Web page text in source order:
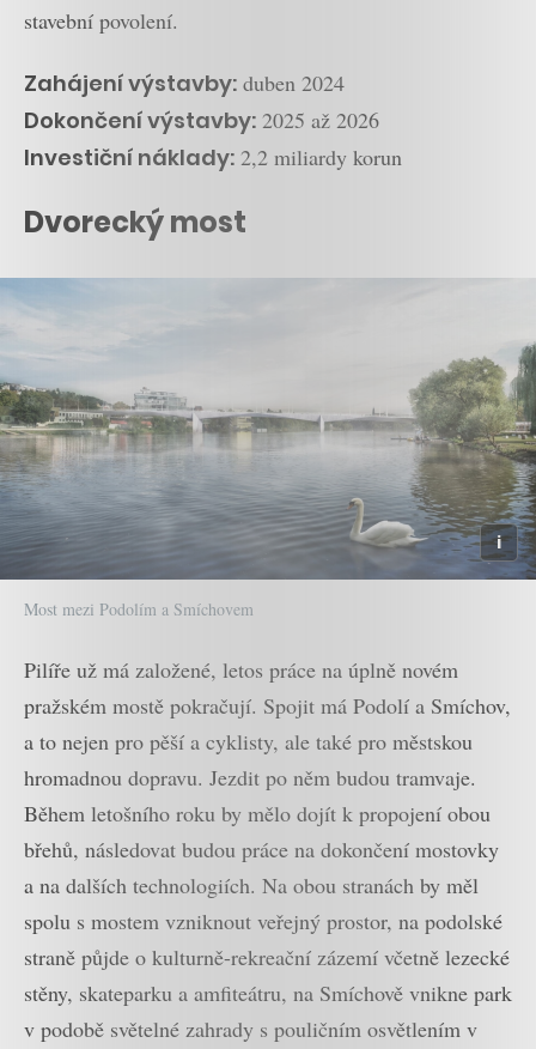
stavební povolení.
Zahájení výstavby: duben 2024
Dokončení výstavby: 2025 až 2026
Investiční náklady: 2,2 miliardy korun
Dvorecký most
Most mezi Podolím a Smíchovem
Pilíře už má založené, letos práce na úplně novém
pražském mostě pokračují. Spojit má Podolí a Smíchov,
a to nejen pro pěší a cyklisty, ale také pro městskou
hromadnou dopravu. Jezdit po něm budou tramvaje.
Během letošního roku by mělo dojít k propojení obou
břehů, následovat budou práce na dokončení mostovky
a na dalších technologiích. Na obou stranách by měl
spolu s mostem vzniknout veřejný prostor, na podolské
straně půjde o kulturně-rekreační zázemí včetně lezecké
stěny, skateparku a amfiteátru, na Smíchově vnikne park
v podobě světelné zahrady s pouličním osvětlením v